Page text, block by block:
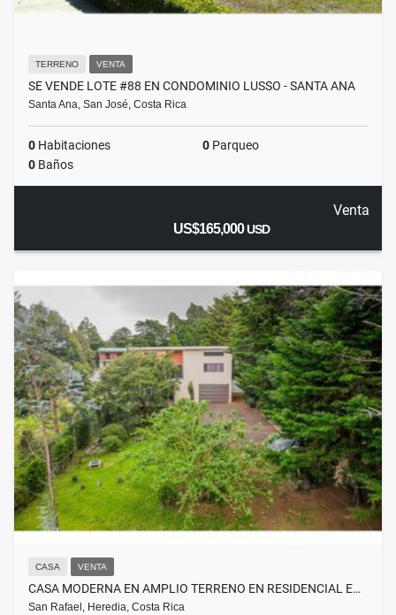
TERRENO VENTA
SE VENDE LOTE #88 EN CONDOMINIO LUSSO - SANTA ANA
Santa Ana, San José, Costa Rica
0 Habitaciones 0 Parqueo
0 Baños
Venta
US$165,000USD
CASA VENTA
CASA MODERNA EN AMPLIO TERRENO EN RESIDENCIAL E…
San Rafael, Heredia, Costa Rica